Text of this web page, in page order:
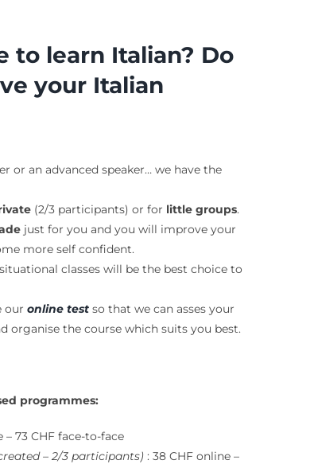
learn Italian? Do
your Italian
or an advanced speaker… we have the
(2/3 participants) or for little groups.
just for you and you will improve your
more self confident.
classes will be the best choice to
our online testso that we can asses your
organise the course which suits you best.
programmes:
– 73 CHF face-to-face
– 2/3 participants) : 38 CHF online –